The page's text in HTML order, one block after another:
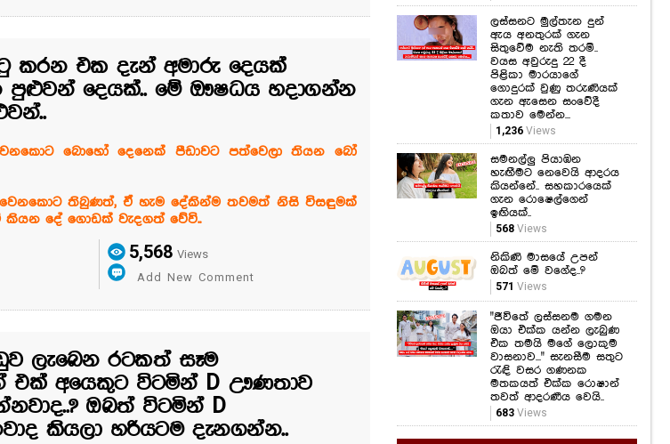
කරන එක දැන් අමාරු දෙයක්
පුළුවන් දෙයක්.. මේ ඖෂධය හදාගන්න
බොහෝ දෙනෙක් පීඩාවට පත්වෙලා තියන බෝ
තිබුණත්, ඒ හැම දේකින්ම තවමත් නිසි විසඳුමක්
දේ ගොඩක් වැදගත් වේවි..
5,568 Views
Add New Comment
ලැබෙන රටකත් සෑම
එක් අයෙකුට විටමින් D ඌණතාව
ඔබත් විටමින් D
කියලා හරියටම දැනගන්න..
ලස්සනට මුල්තැන දුන්
ඇය අනතුරක් ගැන
සිතුවේම නැති තරම්..
වයස අවුරුදු 22 දී
පිළිකා මාරයාගේ
ගොදුරක් වුණු තරුණියක්
ගැන ඇසෙන සංවේදී
කතාව මෙන්න...
1,236 Views
සමනල්ලු පියාඹන
හැඟීමට නෙවෙයි ආදරය
කියන්නේ.. සහකාරයෙක්
ගැන රොෂෙල්ගෙන්
ඉඟියක්..
568 Views
නිකිණි මාසයේ උපන්
ඔබත් මේ වගේද..?
571 Views
"ජීවිතේ ලස්සනම ගමන
ඔයා එක්ක යන්න ලැබුණ
එක තමයි මගේ ලොකුම
වාසනාව..." සැනසීම සතුට
රැඳි වසර ගණනක
මතකයත් එක්ක රොෂාන්
තවත් ආදරණීය වෙයි..
683 Views